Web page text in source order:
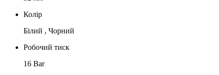
Колір
Білий , Чорний
Робочий тиск
16 Bar